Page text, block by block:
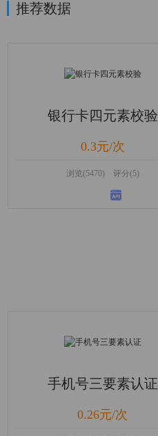
推荐数据
银行卡四元素校验
0.3元/次
浏览(5470) 评分(5)
手机号三要素认证
0.26元/次